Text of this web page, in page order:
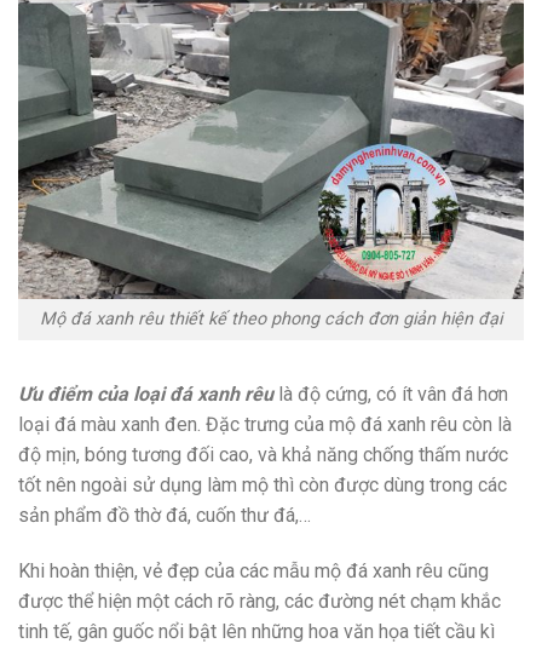
Mộ đá xanh rêu thiết kế theo phong cách đơn giản hiện đại
Ưu điểm của loại đá xanh rêulà độ cứng, có ít vân đá hơn
loại đá màu xanh đen. Đặc trưng của mộ đá xanh rêu còn là
độ mịn, bóng tương đối cao, và khả năng chống thấm nước
tốt nên ngoài sử dụng làm mộ thì còn được dùng trong các
sản phẩm đồ thờ đá, cuốn thư đá,…
Khi hoàn thiện, vẻ đẹp của các mẫu mộ đá xanh rêu cũng
được thể hiện một cách rõ ràng, các đường nét chạm khắc
tinh tế, gân guốc nổi bật lên những hoa văn họa tiết cầu kì